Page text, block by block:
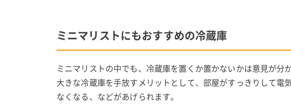
ミニマリストにもおすすめの冷蔵庫
ミニマリストの中でも、冷蔵庫を置くか置かないかは意見が分
大きな冷蔵庫を手放すメリットとして、部屋がすっきりして
なくなる、などがあげられます。